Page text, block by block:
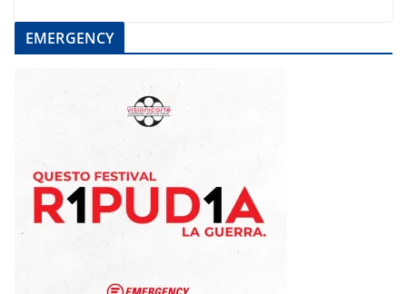
EMERGENCY